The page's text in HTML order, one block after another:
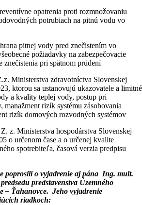
opatrenia proti rozmnožovaniu
potrubiach na pitnú vodu vo
pitnej vody pred znečistením vo
požiadavky na zabezpečovacie
znečistenia pri spätnom prúdení
Ministerstva zdravotníctva Slovenskej
ktorou sa ustanovujú ukazovatele a limitné
a kvality teplej vody, postup pri
rizík systému zásobovania
rizík domových rozvodných systémov
z. Ministerstva hospodárstva Slovenskej
o určenom čase a o určenej kvalite
spotrebiteľa, časová verzia predpisu
poprosili o vyjadrenie aj pána Ing. mult.
predstavenstva Územného
– Ťahanovce.Jeho vyjadrenie
riadkoch: